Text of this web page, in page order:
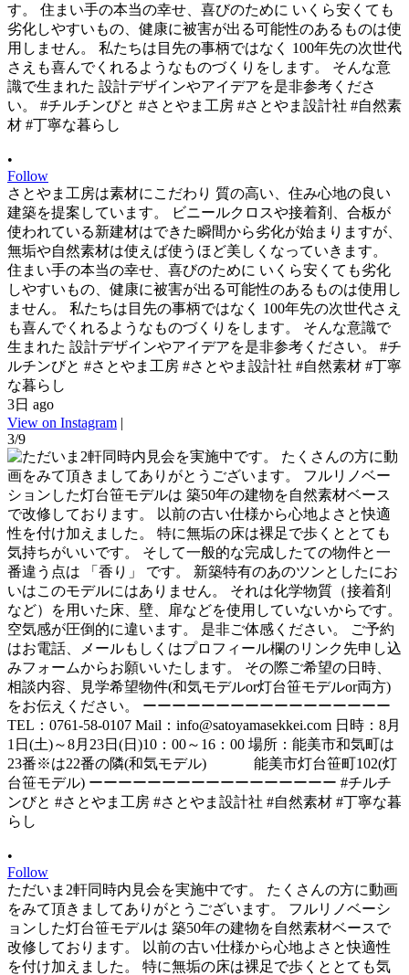
•
Follow
さとやま工房は素材にこだわり 質の高い、住み心地の良い
建築を提案しています。 ビニールクロスや接着剤、合板が
使われている新建材はできた瞬間から劣化が始まりますが、
無垢や自然素材は使えば使うほど美しくなっていきます。
住まい手の本当の幸せ、喜びのために いくら安くても劣化
しやすいもの、健康に被害が出る可能性のあるものは使用し
ません。 私たちは目先の事柄ではなく 100年先の次世代さえ
も喜んでくれるようなものづくりをします。 そんな意識で
生まれた 設計デザインやアイデアを是非参考ください。 #チ
ルチンびと #さとやま工房 #さとやま設計社 #自然素材 #丁寧
な暮らし
3日 ago
View on Instagram |
3/9
•
Follow
ただいま2軒同時内見会を実施中です。 たくさんの方に動画
をみて頂きましてありがとうございます。 フルリノベーシ
ョンした灯台笹モデルは 築50年の建物を自然素材ベースで
改修しております。 以前の古い仕様から心地よさと快適性
を付け加えました。 特に無垢の床は裸足で歩くととても気